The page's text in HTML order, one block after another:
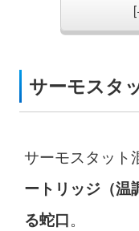
サーモスタ
サーモスタット
ートリッジ（温
る蛇口。